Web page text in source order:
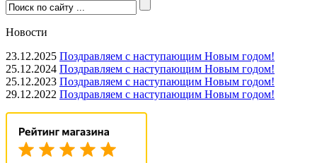
Новости
23.12.2025 Поздравляем с наступающим Новым годом!
25.12.2024 Поздравляем с наступающим Новым годом!
25.12.2023 Поздравляем с наступающим Новым годом!
29.12.2022 Поздравляем с наступающим Новым годом!